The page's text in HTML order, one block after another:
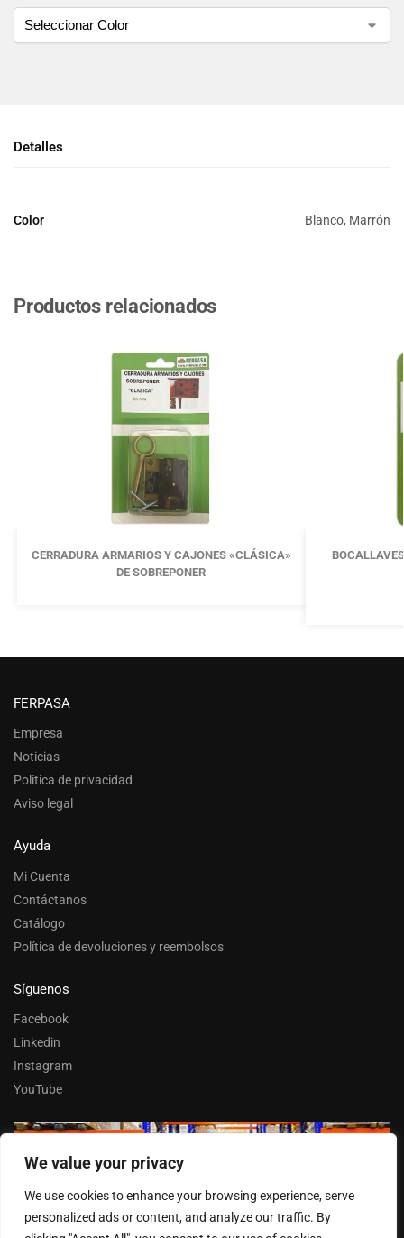
We value your privacy
We use cookies to enhance your browsing experience, serve
personalized ads or content, and analyze our traffic. By
Detalles
Color Blanco, Marrón
Productos relacionados
CERRADURA ARMARIOS Y CAJONES «CLÁSICA»
DE SOBREPONER
FERPASA
Empresa
Noticias
Política de privacidad
Aviso legal
Ayuda
Mi Cuenta
Contáctanos
Catálogo
Política de devoluciones y reembolsos
Síguenos
Facebook
Linkedin
Instagram
YouTube
Trabaja con nosotros
Entrar